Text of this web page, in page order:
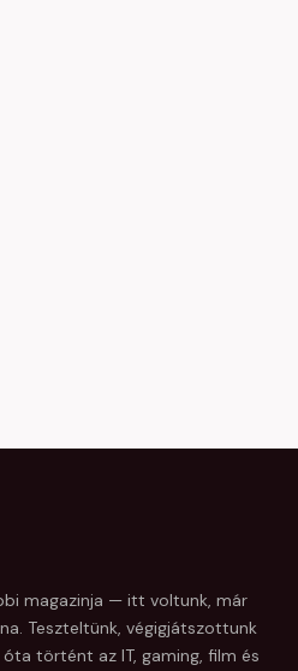
magazinja — itt voltunk, már
Teszteltünk, végigjátszottunk
történt az IT, gaming, film és